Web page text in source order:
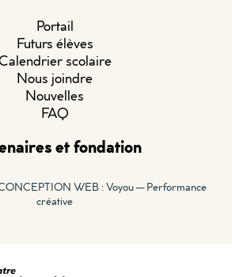
Portail
Futurs élèves
scolaire
Nous joindre
Nouvelles
FAQ
et fondation
WEB : Voyou — Performance
créative